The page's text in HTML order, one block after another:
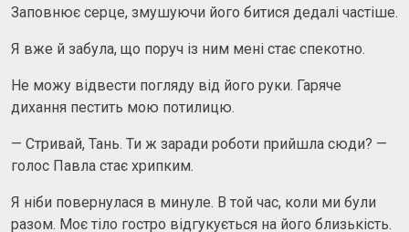
Заповнює серце, змушуючи його битися дедалі частіше.
Я вже й забула, що поруч із ним мені стає спекотно.
Не можу відвести погляду від його руки. Гаряче
дихання пестить мою потилицю.
— Стривай, Тань. Ти ж заради роботи прийшла сюди? —
голос Павла стає хрипким.
Я ніби повернулася в минуле. В той час, коли ми були
разом. Моє тіло гостро відгукується на його близькість.